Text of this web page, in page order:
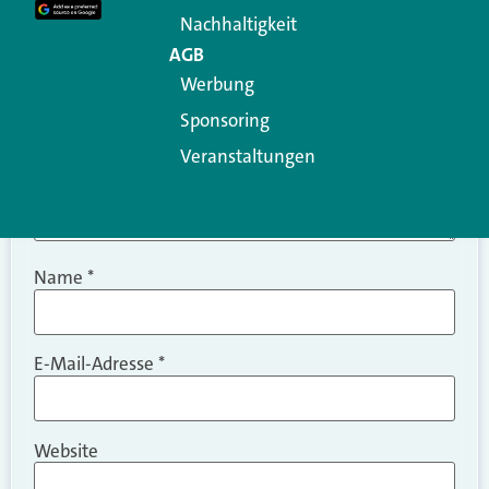
Name *
E-Mail-Adresse *
Website
Nachhaltigkeit
AGB
Werbung
Sponsoring
Veranstaltungen